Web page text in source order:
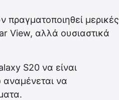
πραγματοποιηθεί μερικές
View, αλλά ουσιαστικά
S20 να είναι
να